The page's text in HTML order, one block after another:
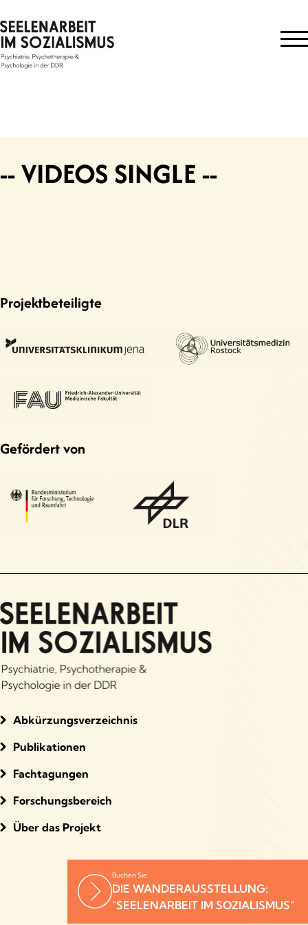
to
content
-- VIDEOS SINGLE --
Projektbeteiligte
Gefördert von
Abkürzungsverzeichnis
Publikationen
Fachtagungen
Forschungsbereich
Über das Projekt
Buchen Sie
DIE WANDERAUSSTELLUNG:
"SEELENARBEIT IM SOZIALISMUS"